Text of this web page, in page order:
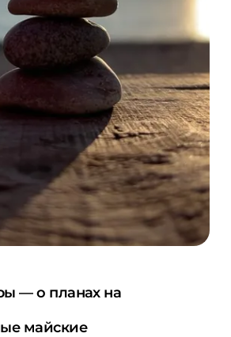
— о планах на
майские